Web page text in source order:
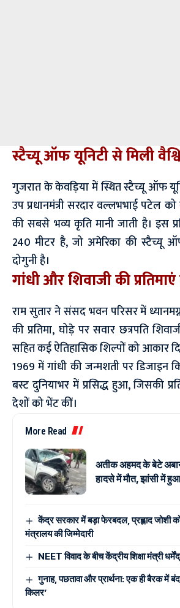
स्टैच्यू ऑफ यूनिटी से मिली
गुजरात के केवड़िया में स्थित स्टैच्यू ऑफ
उप प्रधानमंत्री सरदार वल्लभभाई पटेल को
की सबसे भव्य कृति मानी जाती है। इस
240 मीटर है, जो अमेरिका की स्टैच्यू
दोगुनी है।
गांधी और शिवाजी की
राम सुतार ने संसद भवन परिसर में ध्यानमग्न
की प्रतिमा, घोड़े पर सवार छत्रपति
सहित कई ऐतिहासिक शिल्पों को आकार
1969 में गांधी की जन्मशती पर डिजाइन
बस्ट दुनियाभर में प्रसिद्ध हुआ, जिसकी
देशों को भेंट कीं।
More Read
अतीक अहमद के बेटे
हादसे में मौत, झांसी में
केंद्र सरकार में बड़ा फेरबदल, प्रह्लाद जोशी को
मंत्रालय की जिम्मेदारी
NEET विवाद के बीच केंद्रीय शिक्षा मंत्री
गुनाह, पछतावा और प्रार्थना: एक ही बैरक में
किलर’